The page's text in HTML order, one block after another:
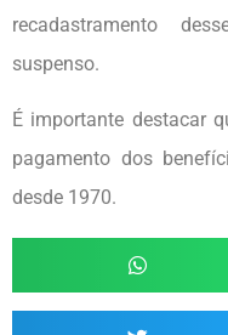
recadastramento
suspenso.
É importante destacar
pagamento dos
desde 1970.